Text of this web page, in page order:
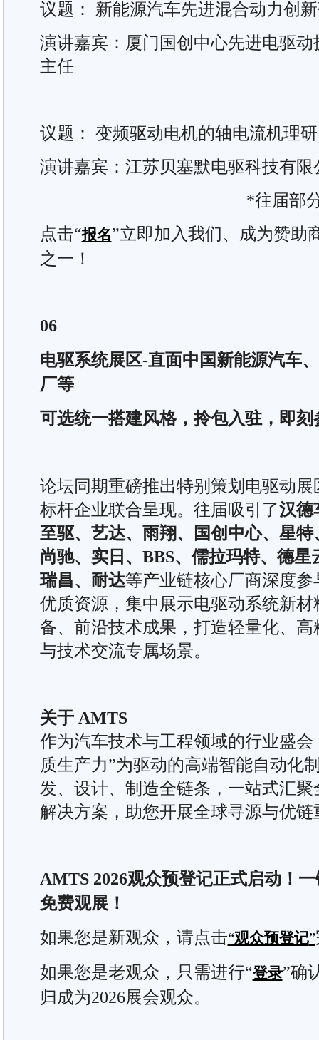
议题： 新能源汽车先进混合动力创
演讲嘉宾：厦门国创中心先进电驱
主任
议题： 变频驱动电机的轴电流机理
演讲嘉宾：江苏贝塞默电驱科技有限
*往届部
点击“报名”立即加入我们、成为赞助
之一！
06
电驱系统展区-直面中国新能源汽车
厂等
可选统一搭建风格，拎包入驻，即刻
论坛同期重磅推出特别策划电驱动
标杆企业联合呈现。往届吸引了汉德
至驱、艺达、雨翔、国创中心、星
尚驰、实日、BBS、儒拉玛特、德
瑞昌、耐达等产业链核心厂商深度
优质资源，集中展示电驱动系统新
备、前沿技术成果，打造轻量化、
与技术交流专属场景。
关于 AMTS
作为汽车技术与工程领域的行业盛
质生产力”为驱动的高端智能自动化
发、设计、制造全链条，一站式汇
解决方案，助您开展全球寻源与优
AMTS 2026观众预登记正式启动！
免费观展！
如果您是新观众，请点击“观众预登记”
如果您是老观众，只需进行“登录”确
归成为2026展会观众。